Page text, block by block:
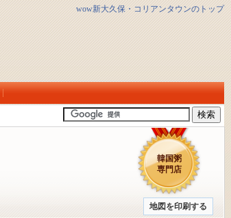
wow新大久保・コリアンタウンのトップ
韓国粥
専門店
地図を印刷する